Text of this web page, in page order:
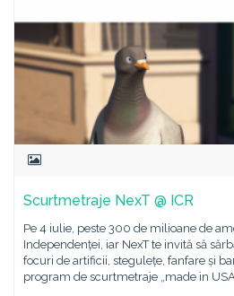
Scurtmetraje NexT @ ICR
Pe 4 iulie, peste 300 de milioane de
Independenței, iar NexT te invită să
focuri de artificii, stegulețe, fanfare și
program de scurtmetraje „made in